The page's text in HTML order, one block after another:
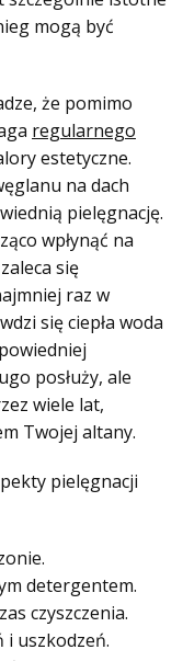
mogą być
że pomimo
regularnego
estetyczne.
na dach
pielęgnację.
wpłynąć na
się
raz w
się ciepła woda
posłuży, ale
wiele lat,
Twojej altany.
pielęgnacji
detergentem.
czyszczenia.
i uszkodzeń.